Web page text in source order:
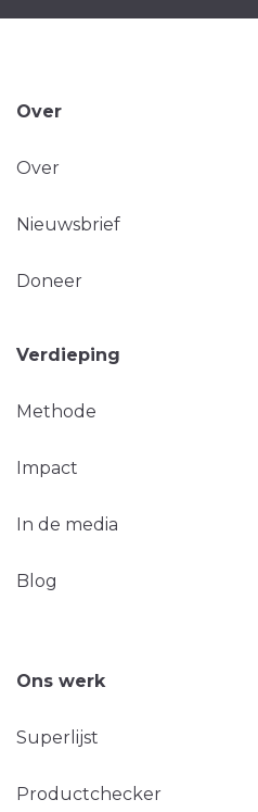
Over
Over
Nieuwsbrief
Doneer
Verdieping
Methode
Impact
In de media
Blog
Ons werk
Superlijst
Productchecker